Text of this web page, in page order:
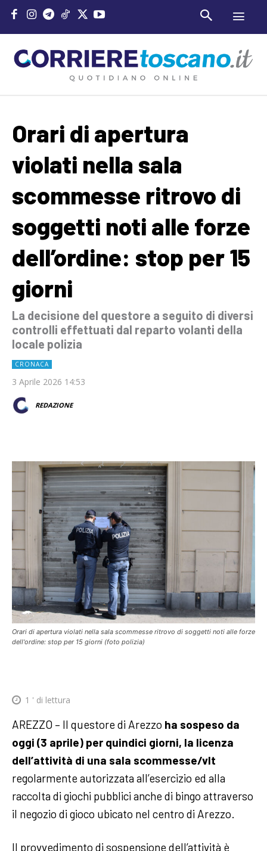
Orari di apertura
violati nella sala
scommesse ritrovo di
soggetti noti alle forze
dell’ordine: stop per 15
giorni
La decisione del questore a seguito di diversi
controlli effettuati dal reparto volanti della
locale polizia
CRONACA
3 Aprile 2026 14:53
REDAZIONE
Orari di apertura violati nella sala scommesse ritrovo di soggetti noti alle forze
dell'ordine: stop per 15 giorni (foto polizia)
1 ' di lettura
AREZZO – Il questore di Arezzo ha sospeso da
oggi (3 aprile) per quindici giorni, la licenza
dell’attività di una sala scommesse/vlt
regolarmente autorizzata all’esercizio ed alla
raccolta di giochi pubblici anche di bingo attraverso
il negozio di gioco ubicato nel centro di Arezzo.
Il provvedimento di sospensione dell’attività è